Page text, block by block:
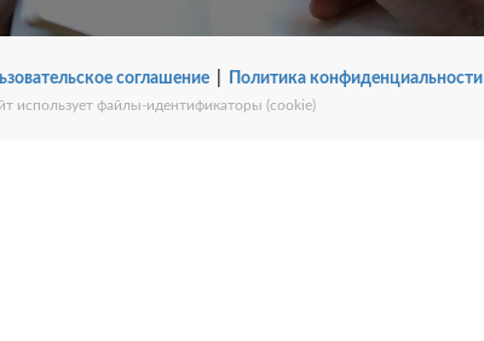
соглашение| Политика конфиденциальности
использует файлы-идентификаторы (cookie)